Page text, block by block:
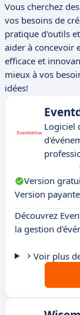
Vous cherchez
vos besoins de
pratique d'outils
aider à concevoir
efficace et
mieux à vos
idées!
Logiciel
Version
Version
Découvrez
la gestion
Voir plus